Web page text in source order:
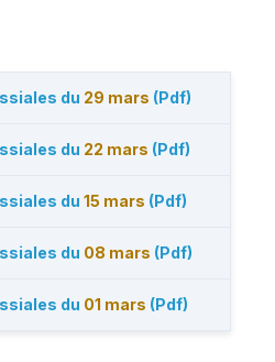
du 29 mars (Pdf)
du 22 mars (Pdf)
du 15 mars (Pdf)
du 08 mars (Pdf)
du 01 mars (Pdf)